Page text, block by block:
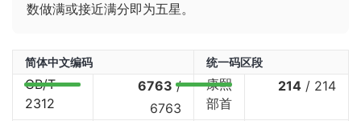
数做满或接近满分即为五星。
简体中文编码 统一码区段
GB/T
2312
6763 /
6763
康熙
部首
214 / 214